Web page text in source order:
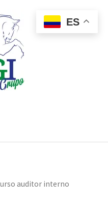
auditor interno
ES